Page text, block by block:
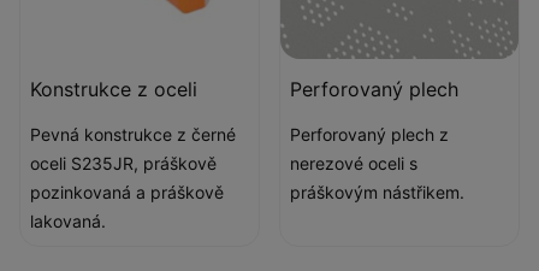
Konstrukce z oceli
Pevná konstrukce z černé
oceli S235JR, práškově
pozinkovaná a práškově
lakovaná.
Perforovaný plech
Perforovaný plech z
nerezové oceli s
práškovým nástřikem.